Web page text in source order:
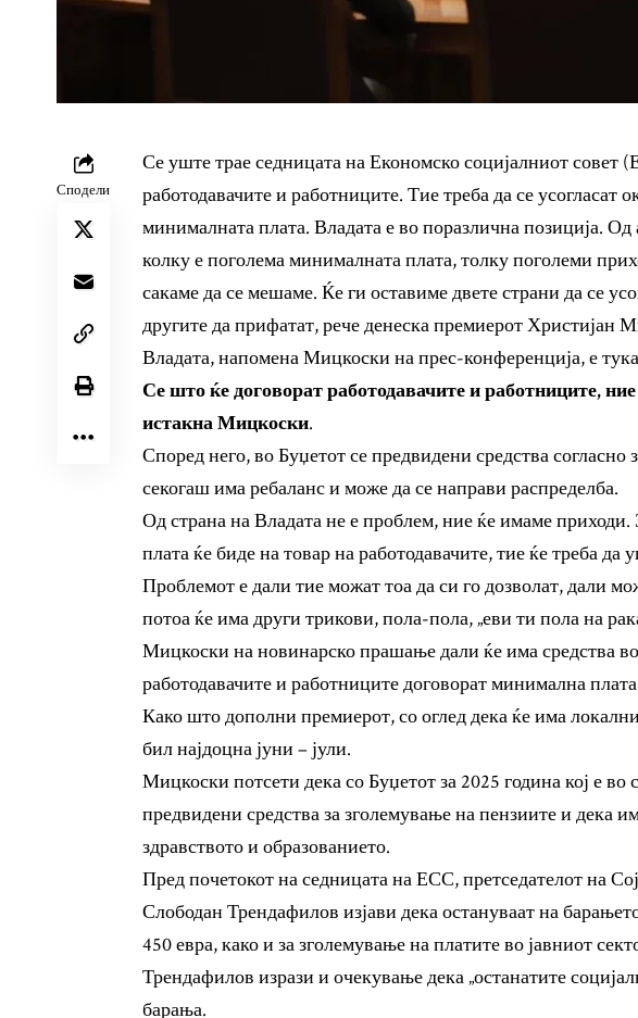
Сподели
Се уште трае седницата на Економско социјалниот совет
работодавачите и работниците. Тие треба да се усогласат
минималната плата. Владата е во поразлична позиција.
колку е поголема минималната плата, толку поголеми
сакаме да се мешаме. Ќе ги оставиме двете страни да се
другите да прифатат, рече денеска премиерот Христијан
Владата, напомена Мицкоски на прес-конференција, е
Се што ќе договорат работодавачите и работниците,
истакна Мицкоски.
Според него, во Буџетот се предвидени средства согласно
секогаш има ребаланс и може да се направи распределба.
Од страна на Владата не е проблем, ние ќе имаме
плата ќе биде на товар на работодавачите, тие ќе треба да
Проблемот е дали тие можат тоа да си го дозволат, дали
потоа ќе има други трикови, пола-пола, „еви ти пола на
Мицкоски на новинарско прашање дали ќе има средства
работодавачите и работниците договорат минимална
Како што дополни премиерот, со оглед дека ќе има
бил најдоцна јуни – јули.
Мицкоски потсети дека со Буџетот за 2025 година кој е во
предвидени средства за зголемување на пензиите и дека
здравството и образованието.
Пред почетокот на седницата на ЕСС, претседателот на
Слободан Трендафилов изјави дека остануваат на
450 евра, како и за зголемување на платите во јавниот
Трендафилов изрази и очекување дека „останатите
барања.